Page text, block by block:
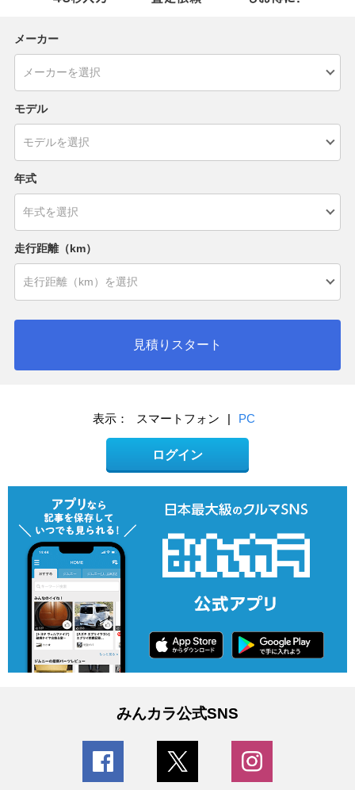
メーカー
モデル
年式
走行距離（km）
見積りスタート
表示： スマートフォン | PC
ログイン
みんカラ公式SNS